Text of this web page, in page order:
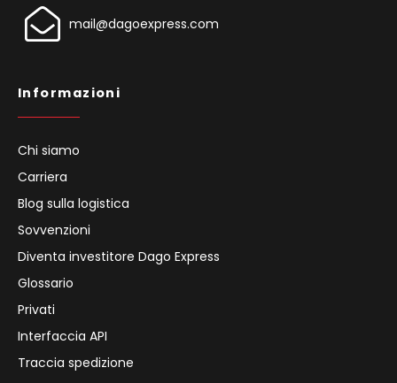
mail@dagoexpress.com
Informazioni
Chi siamo
Carriera
Blog sulla logistica
Sovvenzioni
Diventa investitore Dago Express
Glossario
Privati
Interfaccia API
Traccia spedizione